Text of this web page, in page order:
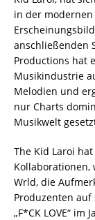
in der
anschließenden
Productions hat
Musikindustrie
Melodien und
nur Charts
Musikwelt
The Kid Laroi
Kollaborationen,
Wrld, die
Produzenten
„F*CK LOVE“ im